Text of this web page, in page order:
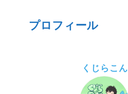
プロフィール
くじらこん